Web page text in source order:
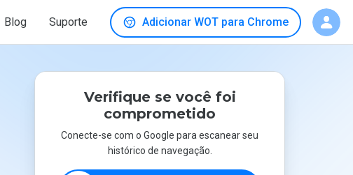
Blog Suporte Adicionar WOT para Chrome
Verifique se você foi
comprometido
Conecte-se com o Google para escanear seu
histórico de navegação.